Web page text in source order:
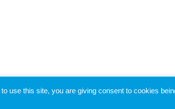
Reserved
use this site, you are giving consent to cookies